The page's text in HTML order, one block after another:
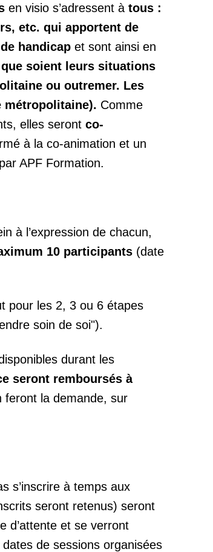
en visio s’adressent à tous :
etc. qui apportent de
handicap et sont ainsi en
soient leurs situations
ou outremer. Les
métropolitaine). Comme
elles seront co-
à la co-animation et un
APF Formation.
à l’expression de chacun,
10 participants (date
pour les 2, 3 ou 6 étapes
soin de soi").
durant les
seront remboursés à
feront la demande, sur
s’inscrire à temps aux
seront retenus) seront
d’attente et se verront
de sessions organisées